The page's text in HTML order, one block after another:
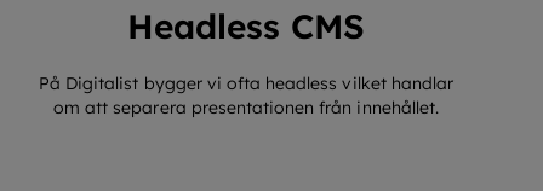
Headless CMS
På Digitalist bygger vi ofta headless vilket handlar
om att separera presentationen från innehållet.